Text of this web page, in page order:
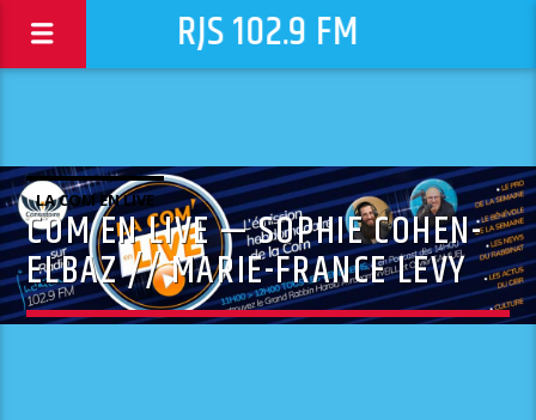
RJS 102.9 FM
LA COM EN LIVE
COM EN LIVE — SOPHIE COHEN-
ELBAZ // MARIE-FRANCE LEVY